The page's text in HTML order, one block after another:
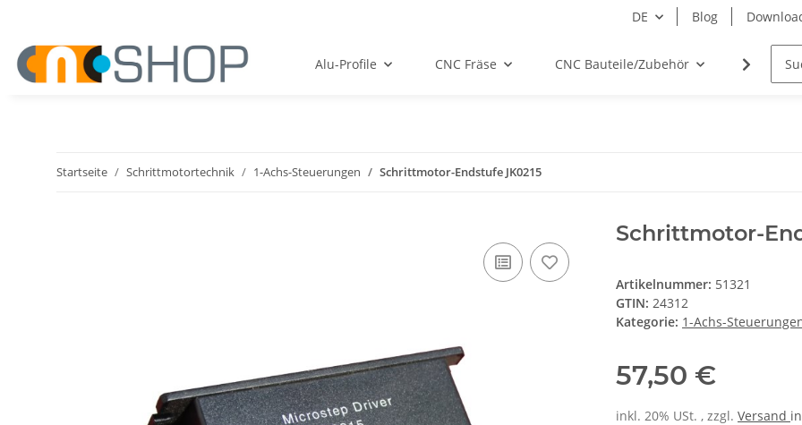
DE Blog
Alu-Profile CNC Fräse CNC Bauteile/Zubehör Elektro
Startseite Schrittmotortechnik 1-Achs-Steuerungen Schrittmotor-Endstufe JK0215
Schrittmotor-
Artikelnummer: 51321
GTIN: 24312
Kategorie: 1-Achs-
57,50 €
inkl. 20% USt. , zzgl. Versand